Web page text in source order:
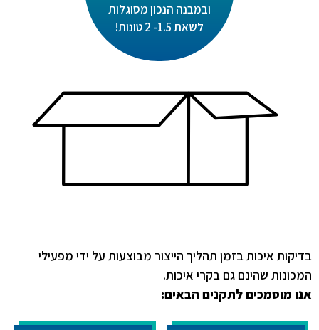
ובמבנה הנכון מסוגלות
לשאת 1.5- 2 טונות!
בדיקות איכות בזמן תהליך הייצור מבוצעות על ידי מפעילי
המכונות שהינם גם בקרי איכות.
אנו מוסמכים לתקנים הבאים: